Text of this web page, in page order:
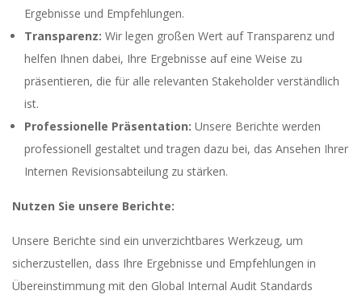
Ergebnisse und Empfehlungen.
Transparenz: Wir legen großen Wert auf Transparenz und
helfen Ihnen dabei, Ihre Ergebnisse auf eine Weise zu
präsentieren, die für alle relevanten Stakeholder verständlich
ist.
Professionelle Präsentation: Unsere Berichte werden
professionell gestaltet und tragen dazu bei, das Ansehen Ihrer
Internen Revisionsabteilung zu stärken.
Nutzen Sie unsere Berichte:
Unsere Berichte sind ein unverzichtbares Werkzeug, um
sicherzustellen, dass Ihre Ergebnisse und Empfehlungen in
Übereinstimmung mit den Global Internal Audit Standards